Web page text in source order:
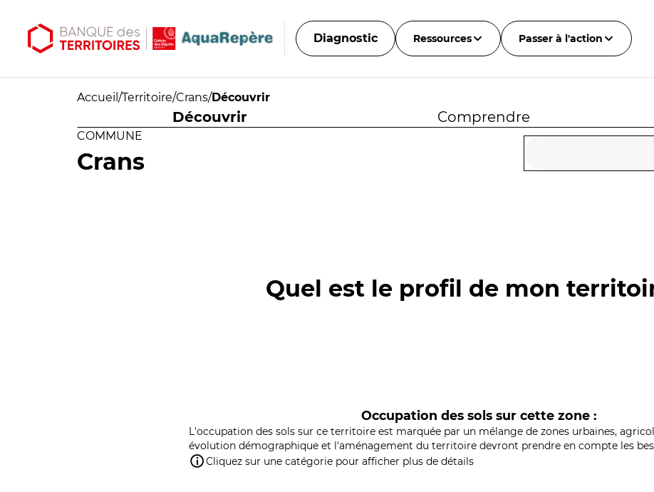
Diagnostic Ressources Passer à l'action
Accueil /Territoire/Crans/Découvrir
Découvrir Comprendre
COMMUNE
Crans
Quel est le profil de mon
Occupation des sols sur cette zone :
L'occupation des sols sur ce territoire est marquée par un mélange de zones urbaines,
évolution démographique et l'aménagement du territoire devront prendre en compte les
Cliquez sur une catégorie pour afficher plus de détails